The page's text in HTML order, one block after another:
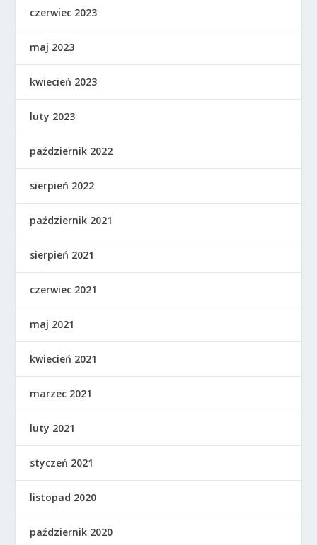
czerwiec 2023
maj 2023
kwiecień 2023
luty 2023
październik 2022
sierpień 2022
październik 2021
sierpień 2021
czerwiec 2021
maj 2021
kwiecień 2021
marzec 2021
luty 2021
styczeń 2021
listopad 2020
październik 2020